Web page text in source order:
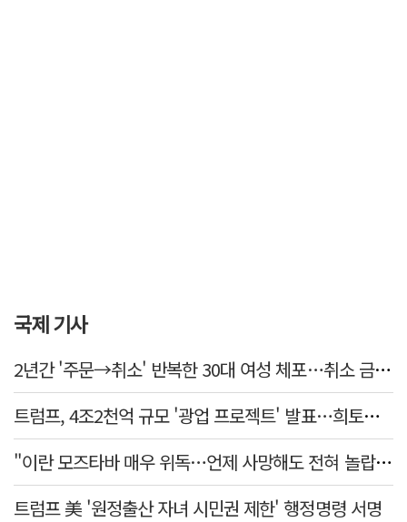
국제 기사
2년간 '주문→취소' 반복한 30대 여성 체포…취소 금액만 400억 원
트럼프, 4조2천억 규모 '광업 프로젝트' 발표…희토류 탈중국 속도
"이란 모즈타바 매우 위독…언제 사망해도 전혀 놀랍지 않아"
트럼프 美 '원정출산 자녀 시민권 제한' 행정명령 서명